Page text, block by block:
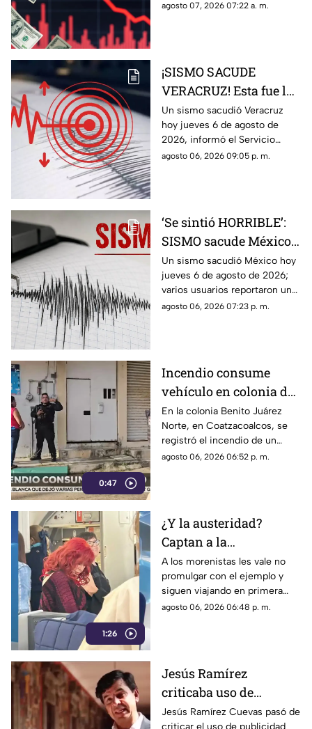
agosto del 2026 en bancos de
agosto 07, 2026 07:22 a. m.
¡SISMO SACUDE
VERACRUZ! Esta fue la
magnitud de la
sacudida hoy 6 de
agosto de 2026
Un sismo sacudió Veracruz
hoy jueves 6 de agosto de
2026, informó el Servicio
Sismológico Nacional.
agosto 06, 2026 09:05 p. m.
‘Se sintió HORRIBLE’:
SISMO sacude México
hoy 6 de agosto de 2026
¿Cuál fue la magnitud?
Un sismo sacudió México hoy
jueves 6 de agosto de 2026;
varios usuarios reportaron una
percepción fuerte y “horrible”.
agosto 06, 2026 07:23 p. m.
0:47
Incendio consume
vehículo en colonia de
Coatzacoalcos (+VIDEO)
En la colonia Benito Juárez
Norte, en Coatzacoalcos, se
registró el incendio de un
vehículo, lo que movilizó a
agosto 06, 2026 06:52 p. m.
1:26
¿Y la austeridad?
Captan a la
gobernadora Layda
Sansores viajando en
primera clase a Madrid
A los morenistas les vale no
promulgar con el ejemplo y
siguen viajando en primera
clase a otros países.
agosto 06, 2026 06:48 p. m.
Jesús Ramírez
criticaba uso de
publicidad oficial para
Jesús Ramírez Cuevas pasó de